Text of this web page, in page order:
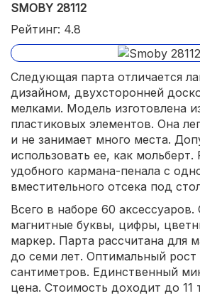
SMOBY 28112
Рейтинг: 4.8
Следующая парта отличается
дизайном, двухсторонней
мелками. Модель изготовлена
пластиковых элементов. Она
и не занимает много места.
использовать ее, как мольберт.
удобного кармана-пенала с
вместительного отсека под
Всего в наборе 60
магнитные буквы, цифры,
маркер. Парта рассчитана для
до семи лет. Оптимальный рост
сантиметров. Единственный
цена. Стоимость доходит до 11